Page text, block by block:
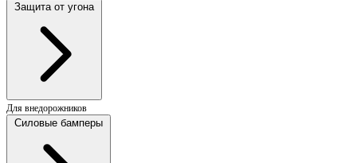
Защита от угона
Для внедорожников
Силовые бамперы